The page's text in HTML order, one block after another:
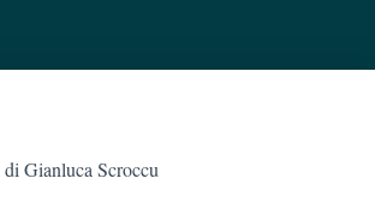
Gianluca Scroccu